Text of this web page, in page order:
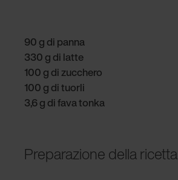
90 g di panna
330 g di latte
100 g di zucchero
100 g di tuorli
3,6 g di fava tonka
Preparazione della ricetta